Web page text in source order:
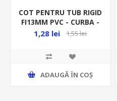
COT PENTRU TUB RIGID
FI13MM PVC - CURBA -
RACORD RIGID
1,28 lei 1,55 lei
ADAUGĂ ȊN COŞ